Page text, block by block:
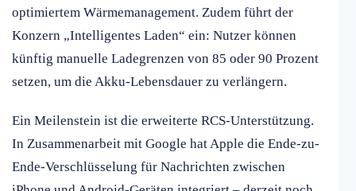
optimiertem Wärmemanagement. Zudem führt der
Konzern „Intelligentes Laden“ ein: Nutzer können
künftig manuelle Ladegrenzen von 85 oder 90 Prozent
setzen, um die Akku-Lebensdauer zu verlängern.
Ein Meilenstein ist die erweiterte RCS-Unterstützung.
In Zusammenarbeit mit Google hat Apple die Ende-zu-
Ende-Verschlüsselung für Nachrichten zwischen